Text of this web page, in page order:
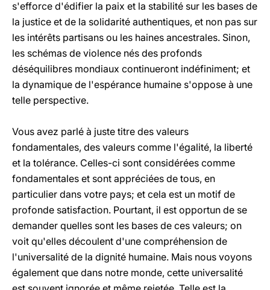
s'efforce d'édifier la paix et la stabilité sur les bases de
la justice et de la solidarité authentiques, et non pas sur
les intérêts partisans ou les haines ancestrales. Sinon,
les schémas de violence nés des profonds
déséquilibres mondiaux continueront indéfiniment; et
la dynamique de l'espérance humaine s'oppose à une
telle perspective.
Vous avez parlé à juste titre des valeurs
fondamentales, des valeurs comme l'égalité, la liberté
et la tolérance. Celles-ci sont considérées comme
fondamentales et sont appréciées de tous, en
particulier dans votre pays; et cela est un motif de
profonde satisfaction. Pourtant, il est opportun de se
demander quelles sont les bases de ces valeurs; on
voit qu'elles découlent d'une compréhension de
l'universalité de la dignité humaine. Mais nous voyons
également que dans notre monde, cette universalité